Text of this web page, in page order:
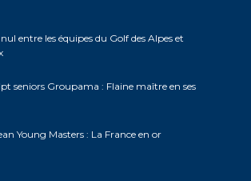
entre les équipes du Golf des Alpes et
seniors Groupama : Flaine maître en ses
Young Masters : La France en or